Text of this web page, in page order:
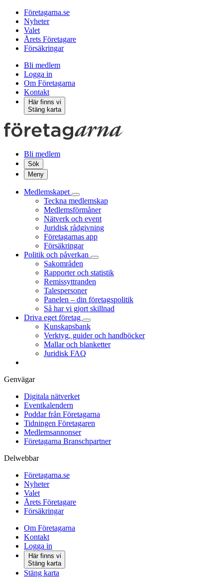
Företagarna.se
Nyheter
Valet
Årets Företagare
Försäkringar
Bli medlem
Logga in
Om Företagarna
Kontakt
Här finns vi
Stäng karta
Bli medlem
Sök
Meny
Medlemskapet
Teckna medlemskap
Medlemsförmåner
Nätverk och event
Juridisk rådgivning
Företagarnas app
Försäkringar
Politik och påverkan
Sakområden
Rapporter och statistik
Remissyttranden
Talespersoner
Panelen – din företagspolitik
Så har vi gjort skillnad
Driva eget företag
Kunskapsbank
Verktyg, guider och handböcker
Mallar och blanketter
Juridisk FAQ
Genvägar
Digitala nätverket
Eventkalendern
Poddar från Företagarna
Tidningen Företagaren
Medlemsannonser
Företagarna Branschpartner
Delwebbar
Företagarna.se
Nyheter
Valet
Årets Företagare
Försäkringar
Om Företagarna
Kontakt
Logga in
Här finns vi
Stäng karta
Stäng karta